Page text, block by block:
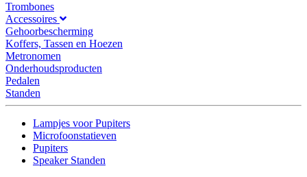
Trombones
Accessoires
Gehoorbescherming
Koffers, Tassen en Hoezen
Metronomen
Onderhoudsproducten
Pedalen
Standen
Lampjes voor Pupiters
Microfoonstatieven
Pupiters
Speaker Standen